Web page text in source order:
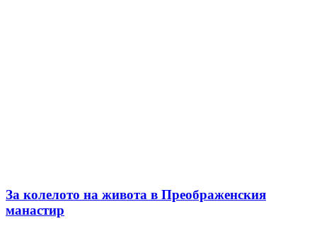
За колелото на живота в Преображенския
манастир